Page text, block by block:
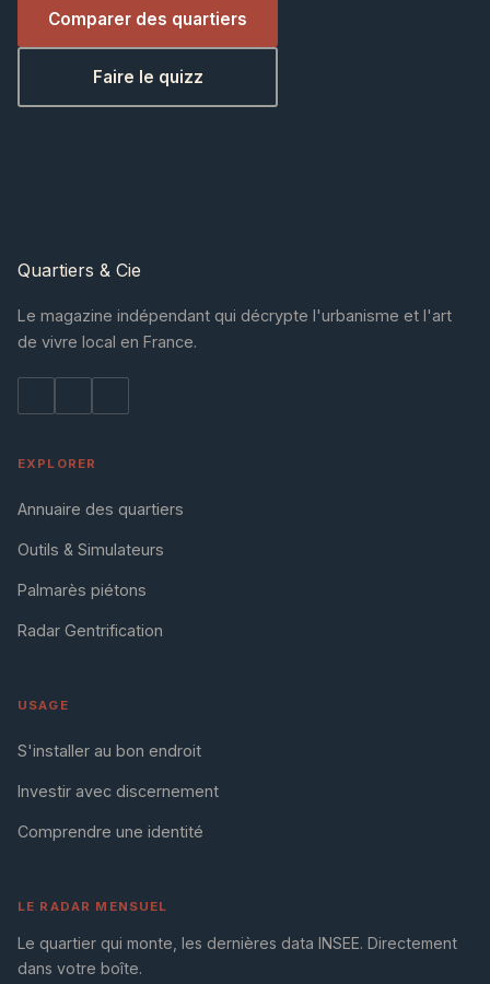
Comparer des quartiers
Faire le quizz
Quartiers & Cie
Le magazine indépendant qui décrypte l'urbanisme et l'art
de vivre local en France.
EXPLORER
Annuaire des quartiers
Outils & Simulateurs
Palmarès piétons
Radar Gentrification
USAGE
S'installer au bon endroit
Investir avec discernement
Comprendre une identité
LE RADAR MENSUEL
Le quartier qui monte, les dernières data INSEE. Directement
dans votre boîte.